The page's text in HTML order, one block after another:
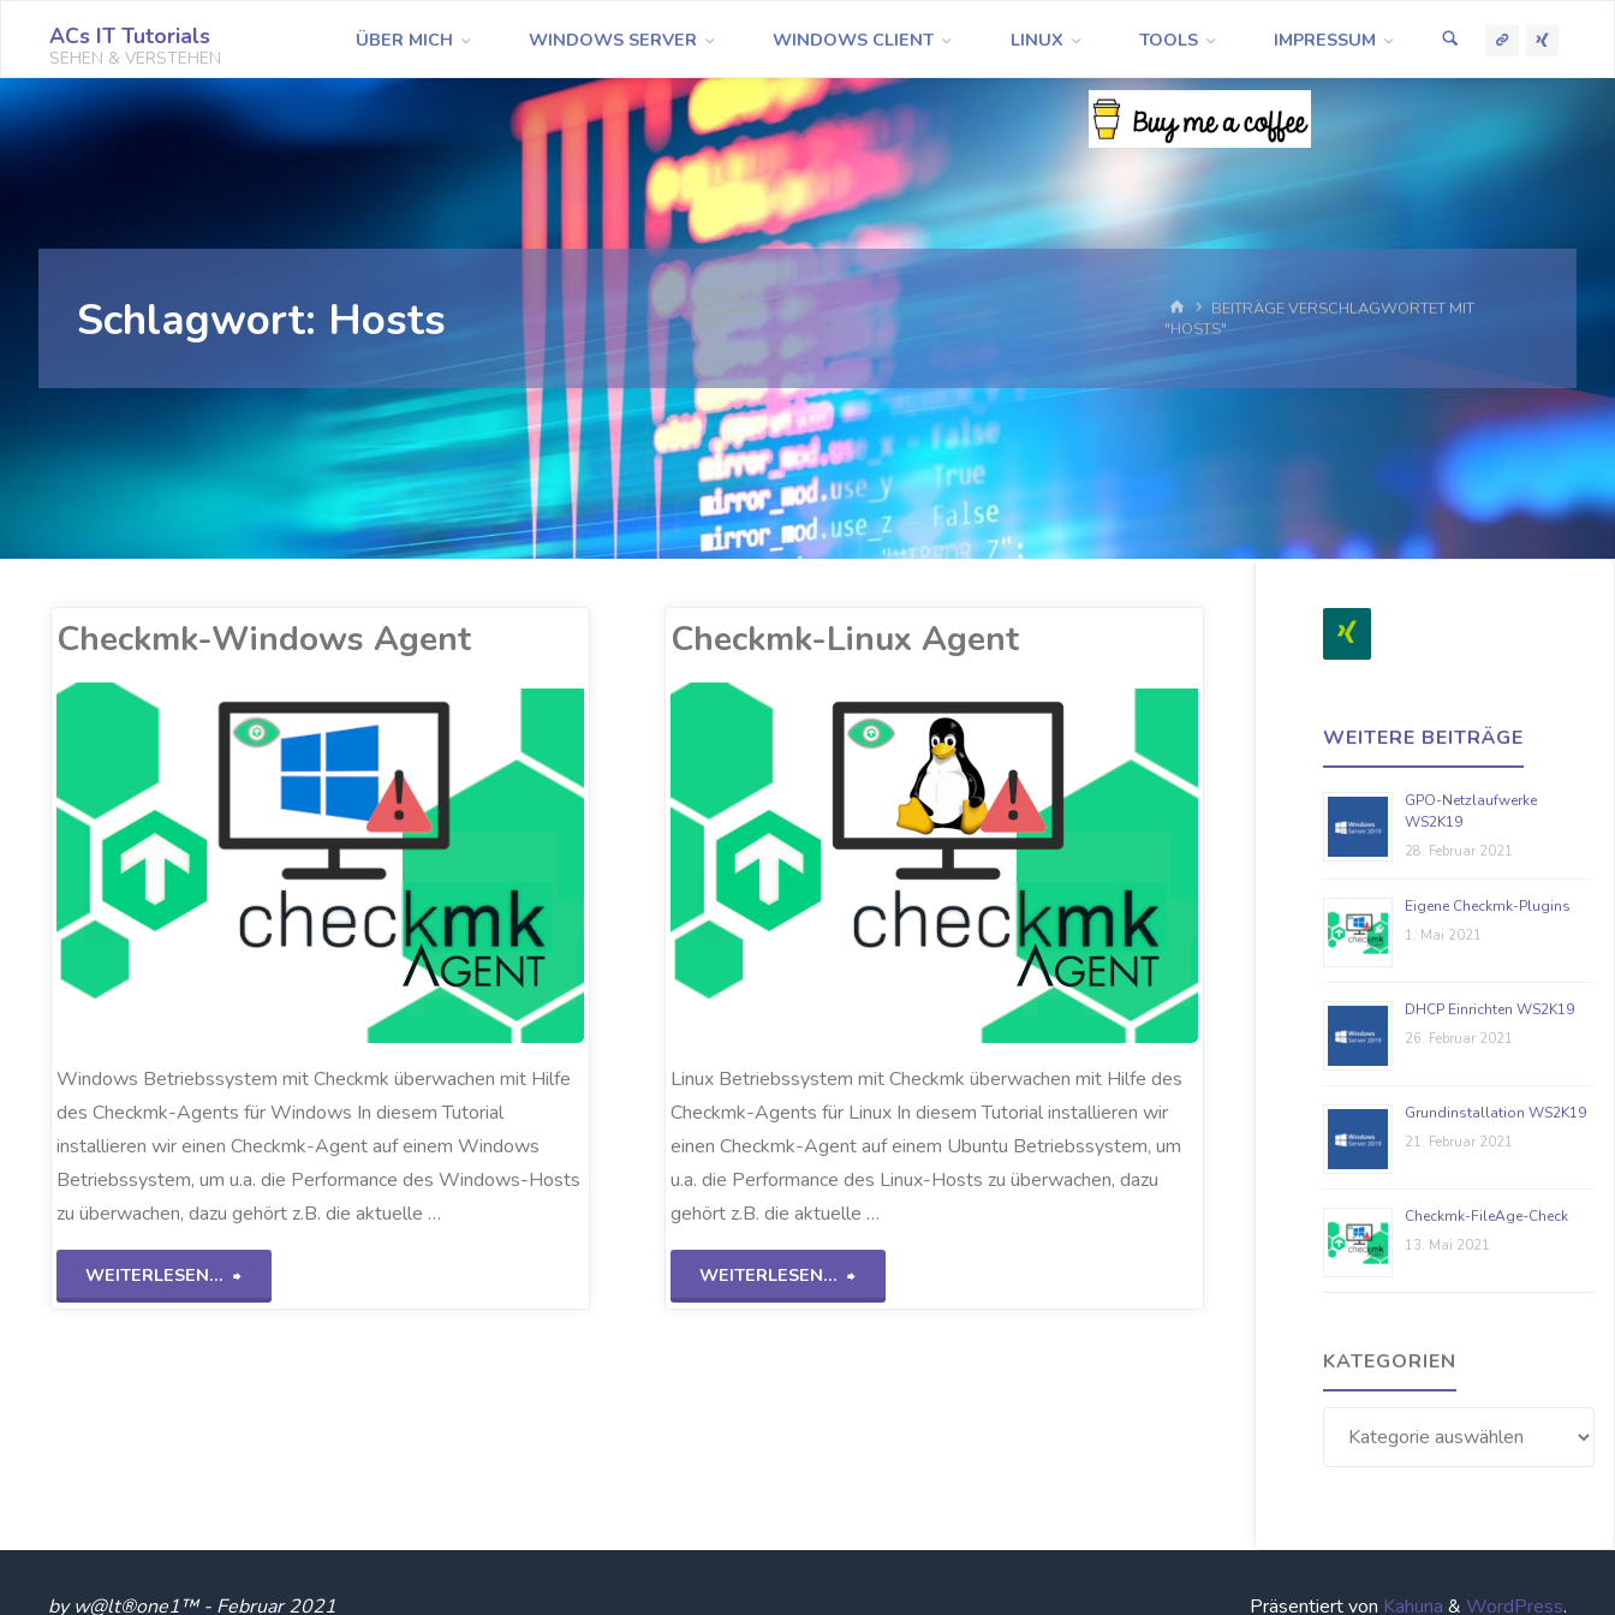
springen
ACs IT Tutorials
SEHEN & VERSTEHEN
ÜBER MICH WINDOWS SERVER WINDOWS CLIENT LINUX TOOLS IMPRESSUM
Schlagwort: Hosts START
BEITRÄGE VERSCHLAGWORTET MIT
"HOSTS"
Checkmk-Windows Agent
Windows Betriebssystem mit Checkmk überwachen mit Hilfe
des Checkmk-Agents für Windows In diesem Tutorial
installieren wir einen Checkmk-Agent auf einem Windows
Betriebssystem, um u.a. die Performance des Windows-Hosts
zu überwachen, dazu gehört z.B. die aktuelle …
WEITERLESEN...
"Checkmk-
Checkmk-Linux Agent
Linux Betriebssystem mit Checkmk überwachen mit Hilfe des
Checkmk-Agents für Linux In diesem Tutorial installieren wir
einen Checkmk-Agent auf einem Ubuntu Betriebssystem, um
u.a. die Performance des Linux-Hosts zu überwachen, dazu
gehört z.B. die aktuelle …
WEITERLESEN...
"Checkmk-
WEITERE BEITRÄGE
GPO-Netzlaufwerke
WS2K19
28. Februar 2021
Eigene Checkmk-Plugins
1. Mai 2021
DHCP Einrichten WS2K19
26. Februar 2021
Grundinstallation WS2K19
21. Februar 2021
Checkmk-FileAge-Check
13. Mai 2021
KATEGORIEN
Präsentiert von Kahuna & WordPress.
by w@lt®one1™ - Februar 2021